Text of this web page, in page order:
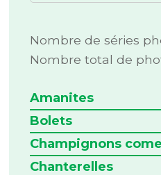
Nombre de séries
Nombre total de
Amanites
Bolets
Champignons
Chanterelles